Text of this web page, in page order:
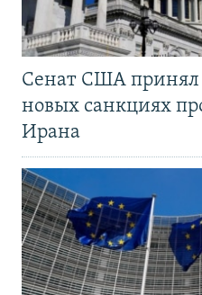
Сенат США принял
новых санкциях
Ирана